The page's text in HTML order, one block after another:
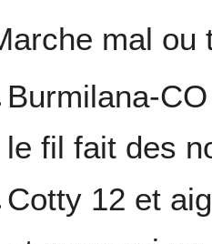
mal ou
Burmilana-
le fil fait des
Cotty 12 et